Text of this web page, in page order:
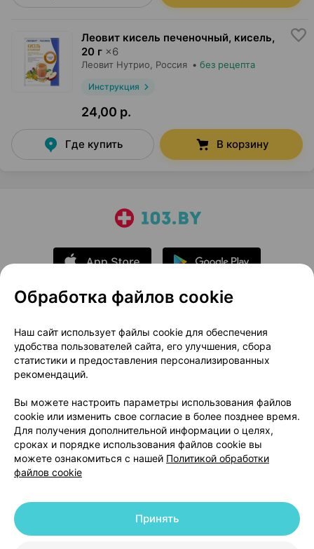
Леовит кисель печеночный, кисель,
20 г ×6
Леовит Нутрио, Россия • без рецепта
Инструкция
24,00 р.
Где купить В корзину
О проекте
Новости проекта
Размещение рекламы
Медицинский маркетинг
Публичный договор
Доставка
Способы оплаты
Вакансии
Партнеры
Написать руководителю 103.by
Написать в поддержку
Персональные настройки Cookie
© 2026 ООО «Артокс Лаб», УНП 191700409 | 220012, Республика Беларусь,
Обработка файлов cookie
Наш сайт использует файлы cookie для обеспечения
удобства пользователей сайта, его улучшения, сбора
статистики и предоставления персонализированных
рекомендаций.
Вы можете настроить параметры использования файлов
cookie или изменить свое согласие в более позднее время.
Для получения дополнительной информации о целях,
сроках и порядке использования файлов cookie вы
можете ознакомиться с нашей Политикой обработки
файлов cookie
Принять